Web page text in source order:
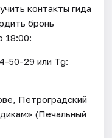
контакты гида
бронь
18:00:
50-29 или Tg:
Петроградский
(Печальный